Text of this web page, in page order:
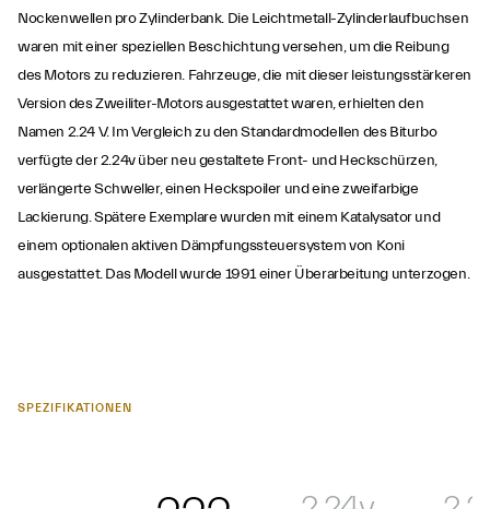
Nockenwellen pro Zylinderbank. Die Leichtmetall-Zylinderlaufbuchsen
waren mit einer speziellen Beschichtung versehen, um die Reibung
des Motors zu reduzieren. Fahrzeuge, die mit dieser leistungsstärkeren
Version des Zweiliter-Motors ausgestattet waren, erhielten den
Namen 2.24 V. Im Vergleich zu den Standardmodellen des Biturbo
verfügte der 2.24v über neu gestaltete Front- und Heckschürzen,
verlängerte Schweller, einen Heckspoiler und eine zweifarbige
Lackierung. Spätere Exemplare wurden mit einem Katalysator und
einem optionalen aktiven Dämpfungssteuersystem von Koni
ausgestattet. Das Modell wurde 1991 einer Überarbeitung unterzogen.
SPEZIFIKATIONEN